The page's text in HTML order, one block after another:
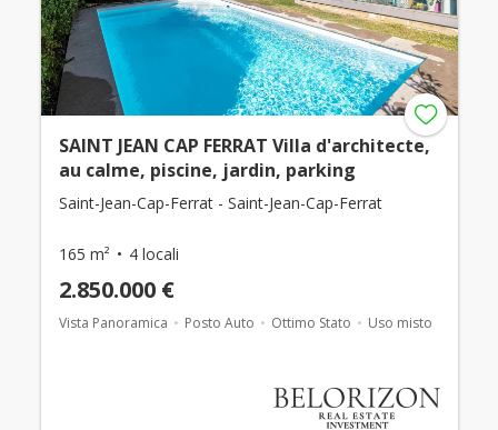
SAINT JEAN CAP FERRAT Villa d'architecte,
au calme, piscine, jardin, parking
Saint-Jean-Cap-Ferrat - Saint-Jean-Cap-Ferrat
165 m² 4 locali
2.850.000 €
Vista Panoramica Posto Auto Ottimo Stato Uso misto